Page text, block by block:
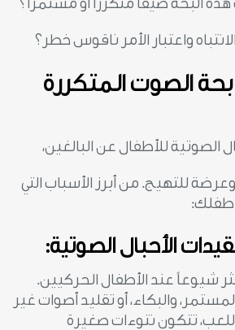
واعتبار الأمر ناقوس خطر؟
الصوت المتكررة
الصوتية للأطفال عن البالغين،
للتهيج. من أبرز الأسباب التي
طفلك:
الأحبال الصوتية:
شيوعاً عند الأطفال الحركيين.
والبكاء، أو تقليد أصوات غير
تتكون نتوءات صغيرة